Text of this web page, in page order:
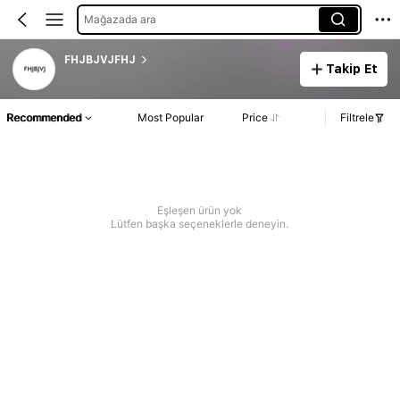
Mağazada ara
FHJBJVJFHJ
Takip Et
Recommended Most Popular Price Filtrele
Eşleşen ürün yok
Lütfen başka seçeneklerle deneyin.